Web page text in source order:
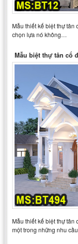
Mẫu thiết kế biệt thự tân
chọn lựa nó không…
Mẫu biệt thự tân cổ
Mẫu thiết kế biệt thự tân
một trong những nhu